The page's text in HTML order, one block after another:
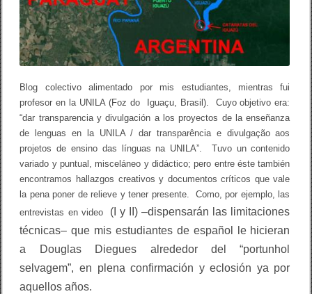
í
n
g
u
s
2
1
1
0
1
)
Blog colectivo alimentado por mis estudiantes, mientras fui
profesor en la UNILA (Foz do Iguaçu, Brasil). Cuyo objetivo era:
“dar transparencia y divulgación a los proyectos de la enseñanza
de lenguas en la UNILA / dar transparência e divulgação aos
projetos de ensino das línguas na UNILA”. Tuvo un contenido
variado y puntual, misceláneo y didáctico; pero entre éste también
encontramos hallazgos creativos y documentos críticos que vale
la pena poner de relieve y tener presente. Como, por ejemplo, las
entrevistas en video
(I y II) –dispensarán las limitaciones
técnicas– que mis estudiantes de español le hicieran
a Douglas Diegues alrededor del “portunhol
selvagem”, en plena confirmación y eclosión ya por
aquellos años.